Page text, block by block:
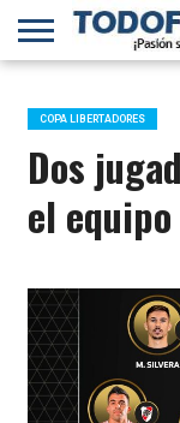
PRIMERA
B
SELECCIÓN
CHILENA
CHILENOS
EN EL
MUNDO
FÚTBOL
INTERNACIONAL
COPA LIBERTADORES
Dos
el